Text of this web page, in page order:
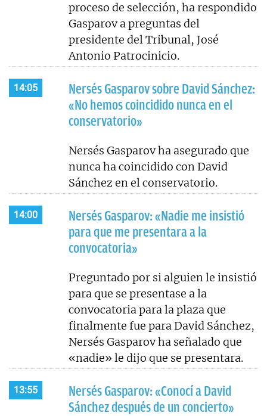
proceso de selección, ha respondido
Gasparov a preguntas del
presidente del Tribunal, José
Antonio Patrocinicio.
14:05
Nersés Gasparov sobre David Sánchez:
«No hemos coincidido nunca en el
conservatorio»
Nersés Gasparov ha asegurado que
nunca ha coincidido con David
Sánchez en el conservatorio.
14:00
Nersés Gasparov: «Nadie me insistió
para que me presentara a la
convocatoria»
Preguntado por si alguien le insistió
para que se presentase a la
convocatoria para la plaza que
finalmente fue para David Sánchez,
Nersés Gasparov ha señalado que
«nadie» le dijo que se presentara.
13:55
Nersés Gasparov: «Conocí a David
Sánchez después de un concierto»